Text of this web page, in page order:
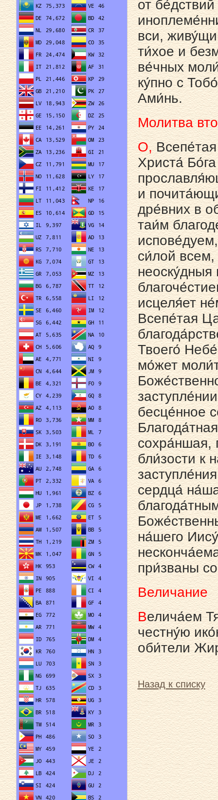
от
вси,
ти́хое и
ве́чных
ку́пно с
Ами́нь.
Молитва
О,
Христа́
и
дре́вних в
таи́м
си́лой
неоску́дныя
исцеля́ет
Всепе́тая
Твоего́
мо́жет
бесце́нное
сохра́ншая,
бли́зости к
сердца́
на́шего
при́званы
Величание
Велича́ем
честну́ю
оби́тели
Назад к списку